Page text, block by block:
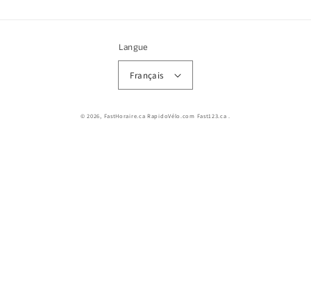
Langue
Français
© 2026, FastHoraire.ca RapidoVélo.com Fast123.ca .